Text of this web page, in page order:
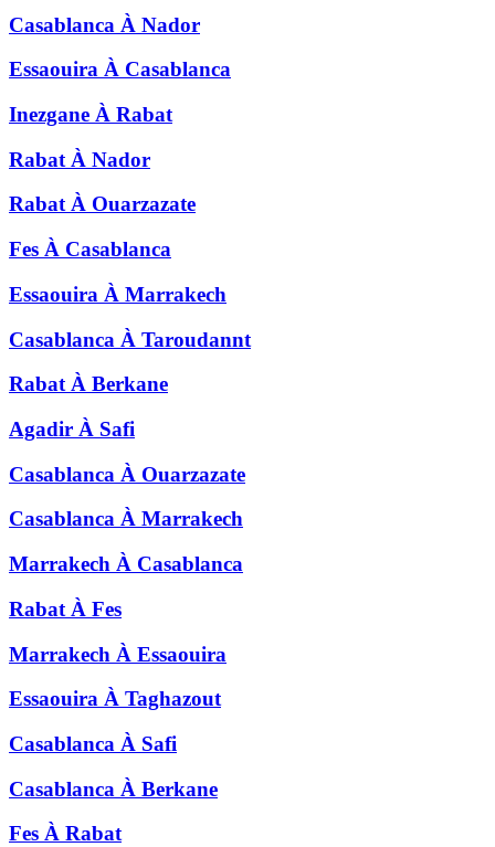
Casablanca À Nador
Essaouira À Casablanca
Inezgane À Rabat
Rabat À Nador
Rabat À Ouarzazate
Fes À Casablanca
Essaouira À Marrakech
Casablanca À Taroudannt
Rabat À Berkane
Agadir À Safi
Casablanca À Ouarzazate
Casablanca À Marrakech
Marrakech À Casablanca
Rabat À Fes
Marrakech À Essaouira
Essaouira À Taghazout
Casablanca À Safi
Casablanca À Berkane
Fes À Rabat